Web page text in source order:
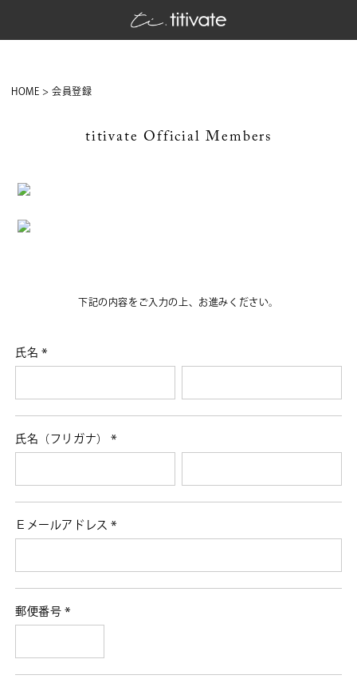
HOME 会員登録
titivate Official Members
下記の内容をご入力の上、お進みください。
氏名
須)
氏名（フリガナ）
須)
Ｅメールアドレス
須)
郵便番号
須)